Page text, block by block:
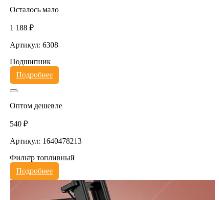
Осталось мало
1 188 ₽
Артикул: 6308
Подшипник
Подробнее
Оптом дешевле
540 ₽
Артикул: 1640478213
Фильтр топливный
Подробнее